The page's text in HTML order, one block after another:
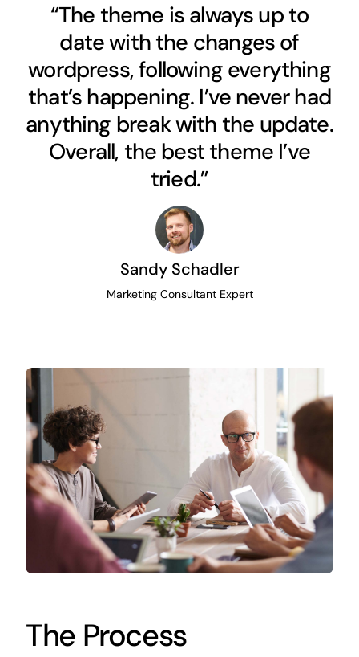
“The theme is always up to
date with the changes of
wordpress, following everything
that’s happening. I’ve never had
anything break with the update.
Overall, the best theme I’ve
tried.”
Sandy Schadler
Marketing Consultant Expert
The Process